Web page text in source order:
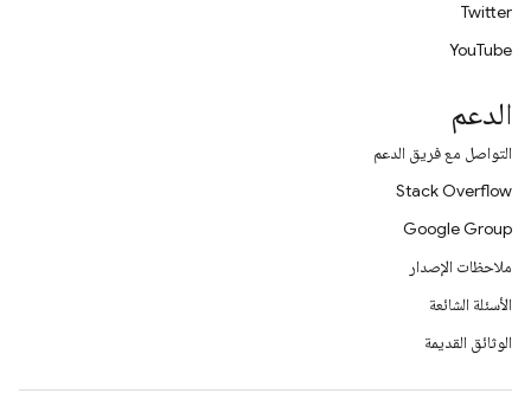
Twitter
YouTube
الدعم
التواصل مع فريق الدعم
Stack Overflow
Google Group
ملاحظات الإصدار
الأسئلة الشائعة
الوثائق القديمة